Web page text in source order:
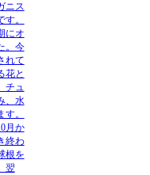
ニス
。
にオ
。今
れて
花と
チュ
、水
。
月か
終わ
根を
翌